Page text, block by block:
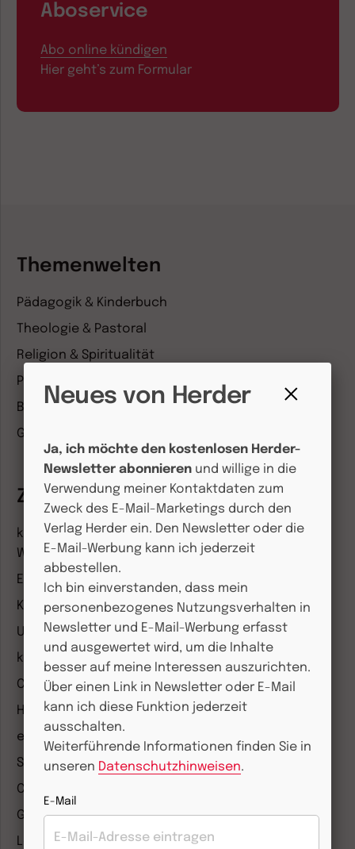
Aboservice
Abo online kündigen
Hier geht’s zum Formular
Themenwelten
Pädagogik & Kinderbuch
Theologie & Pastoral
Religion & Spiritualität
Politik & Wirtschaft
Besser leben
Geschichte & Wissen
Zeitschriften
kindergarten heute Fachmagazin, Leitungsheft &
Wenn Eltern Rat suchen
Entdeckungskiste
Kleinstkinder in Kita und Tagespflege
Unser Ganztag
kizz Elternwelt
CHRIST IN DER GEGENWART
Herder Korrespondenz
einfach leben
Stimmen der Zeit
COMMUNIO
Gemeinsam Glauben
Lebensspuren
Neues von Herder
Ja, ich möchte den kostenlosen Herder-
Newsletter abonnieren und willige in die
Verwendung meiner Kontaktdaten zum
Zweck des E-Mail-Marketings durch den
Verlag Herder ein. Den Newsletter oder die
E-Mail-Werbung kann ich jederzeit
abbestellen.
Ich bin einverstanden, dass mein
personenbezogenes Nutzungsverhalten in
Newsletter und E-Mail-Werbung erfasst
und ausgewertet wird, um die Inhalte
besser auf meine Interessen auszurichten.
Über einen Link in Newsletter oder E-Mail
kann ich diese Funktion jederzeit
ausschalten.
Weiterführende Informationen finden Sie in
unseren Datenschutzhinweisen.
E-Mail